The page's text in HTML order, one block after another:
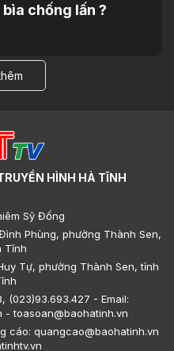
chống lấn ?
HÌNH HÀ TĨNH
Sỹ Đống
Phùng, phường Thành Sen,
Tĩnh
Tự, phường Thành Sen, tỉnh
(023)93.693.427 - Email:
- toasoan@baohatinh.vn
cáo: quangcao@baohatinh.vn